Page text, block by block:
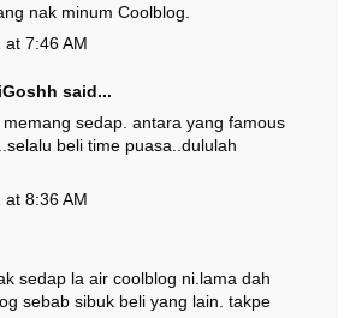
nak minum Coolblog.
7:46 AM
said...
sedap. antara yang famous
beli time puasa..dululah
8:36 AM
sedap la air coolblog ni.lama dah
sebab sibuk beli yang lain. takpe